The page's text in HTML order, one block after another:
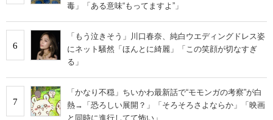
毒」「ある意味“もってますよ”」
6
「もう泣きそう」川口春奈、純白ウエディングドレス姿
にネット騒然「ほんとに綺麗」「この笑顔が切なすぎ
る」
7
「かなり不穏」ちいかわ最新話で“モモンガの考察”が白
熱→「恐ろしい展開？」「そろそろさよならか」「映画
と同時に進行してて怖い」